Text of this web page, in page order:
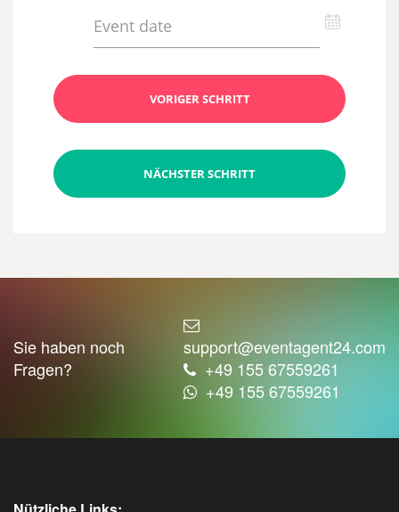
VORIGER SCHRITT
NÄCHSTER SCHRITT
Sie haben noch
Fragen?
support@eventagent24.com
+49 155 67559261
+49 155 67559261